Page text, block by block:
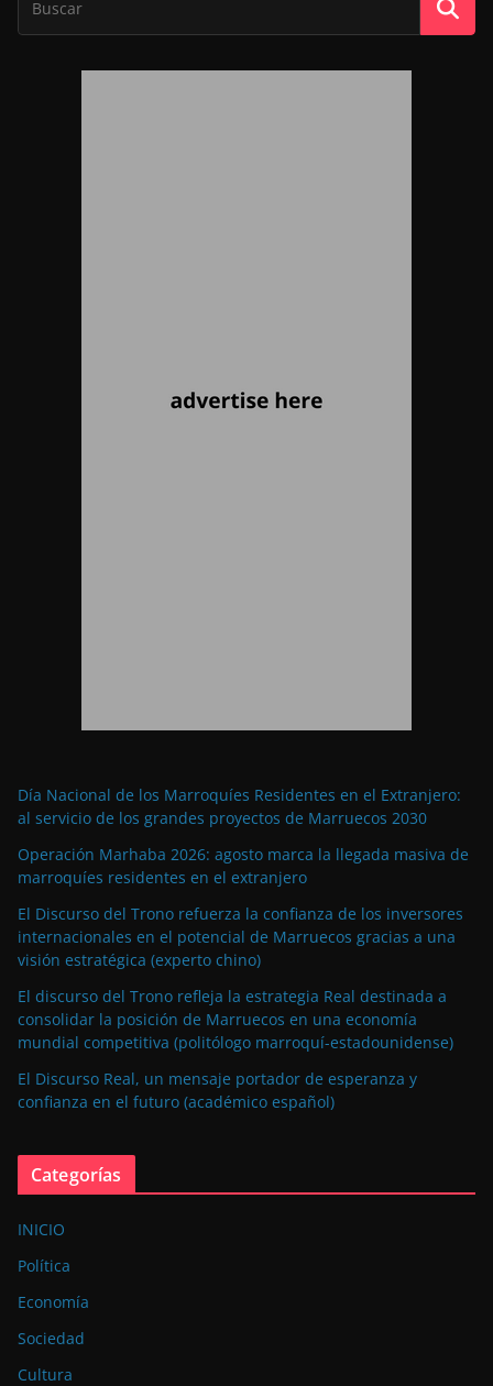
Día Nacional de los Marroquíes Residentes en el Extranjero:
al servicio de los grandes proyectos de Marruecos 2030
Operación Marhaba 2026: agosto marca la llegada masiva de
marroquíes residentes en el extranjero
El Discurso del Trono refuerza la confianza de los inversores
internacionales en el potencial de Marruecos gracias a una
visión estratégica (experto chino)
El discurso del Trono refleja la estrategia Real destinada a
consolidar la posición de Marruecos en una economía
mundial competitiva (politólogo marroquí-estadounidense)
El Discurso Real, un mensaje portador de esperanza y
confianza en el futuro (académico español)
Categorías
INICIO
Política
Economía
Sociedad
Cultura